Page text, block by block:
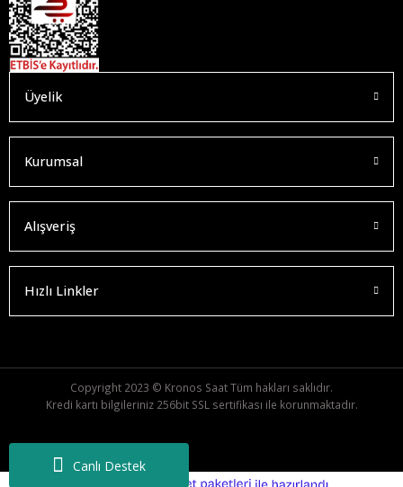
Canlı Destek
Üyelik
Kurumsal
Alışveriş
Hızlı Linkler
Copyright 2023 © Kronos Saat Tüm hakları saklıdır.
Kredi kartı bilgileriniz 256bit SSL sertifikası ile korunmaktadır.
e-